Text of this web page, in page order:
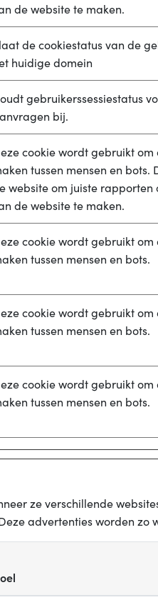
de website te maken.
de cookiestatus van de
huidige domein
gebruikerssessiestatus
bij.
cookie wordt gebruikt om
tussen mensen en bots.
website om juiste rapporten
de website te maken.
cookie wordt gebruikt om
tussen mensen en bots.
cookie wordt gebruikt om
tussen mensen en bots.
cookie wordt gebruikt om
tussen mensen en bots.
ze verschillende
advertenties worden